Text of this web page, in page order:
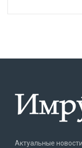
Актуальные